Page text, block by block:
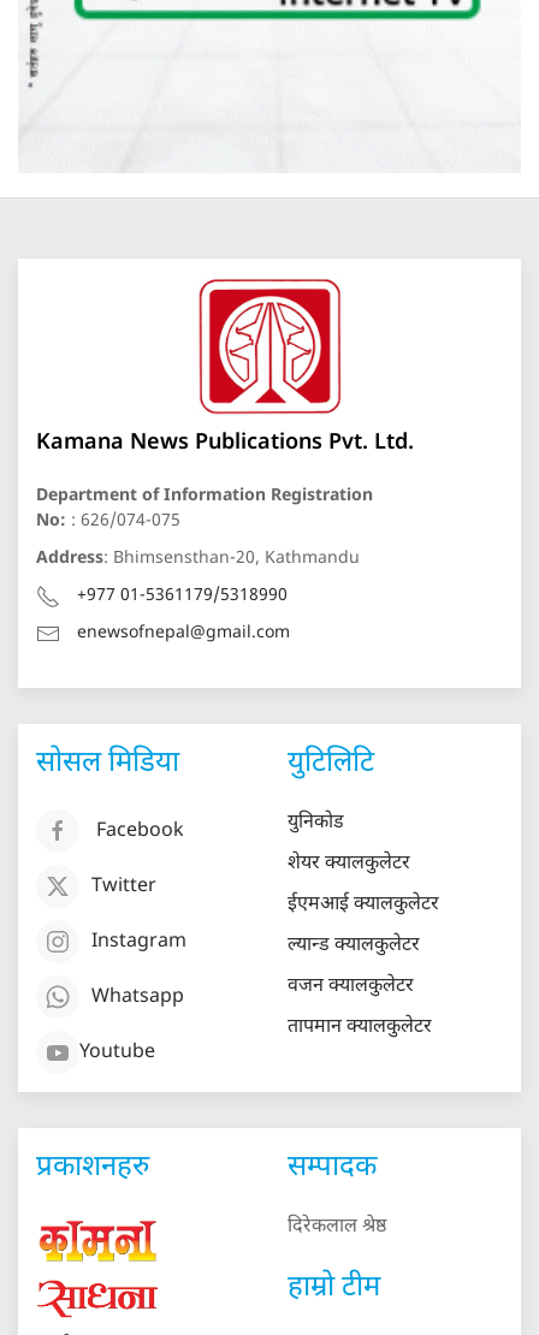
Kamana News Publications Pvt. Ltd.
Department of Information Registration
No: : 626/074-075
Address: Bhimsensthan-20, Kathmandu
+977 01-5361179/5318990
enewsofnepal@gmail.com
सोसल मिडिया
Facebook
Twitter
Instagram
Whatsapp
Youtube
युटिलिटि
युनिकोड
शेयर क्यालकुलेटर
ईएमआई क्यालकुलेटर
ल्यान्ड क्यालकुलेटर
वजन क्यालकुलेटर
तापमान क्यालकुलेटर
प्रकाशनहरु सम्पादक
दिरेकलाल श्रेष्ठ
हाम्रो टीम